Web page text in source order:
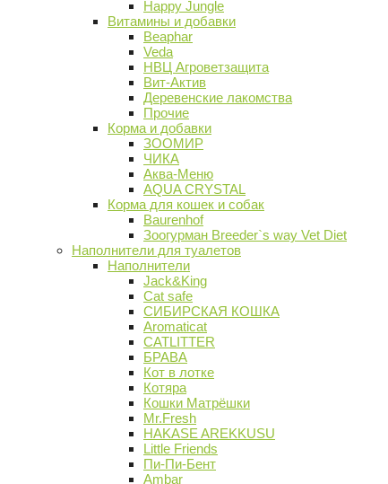
Happy Jungle
Витамины и добавки
Beaphar
Veda
НВЦ Агроветзащита
Вит-Актив
Деревенские лакомства
Прочие
Корма и добавки
ЗООМИР
ЧИКА
Аква-Меню
AQUA CRYSTAL
Корма для кошек и собак
Baurenhof
Зоогурман Breeder`s way Vet Diet
Наполнители для туалетов
Наполнители
Jack&King
Cat safe
СИБИРСКАЯ КОШКА
Aromaticat
CATLITTER
БРАВА
Кот в лотке
Котяра
Кошки Матрёшки
Mr.Fresh
HAKASE AREKKUSU
Little Friends
Пи-Пи-Бент
Ambar